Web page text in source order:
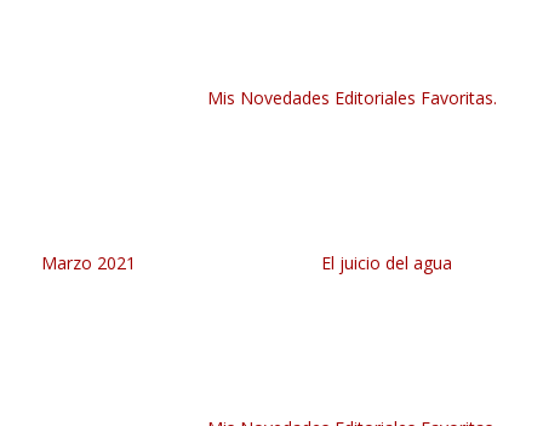
Mis Novedades Editoriales Favoritas.
Marzo 2021 El juicio del agua